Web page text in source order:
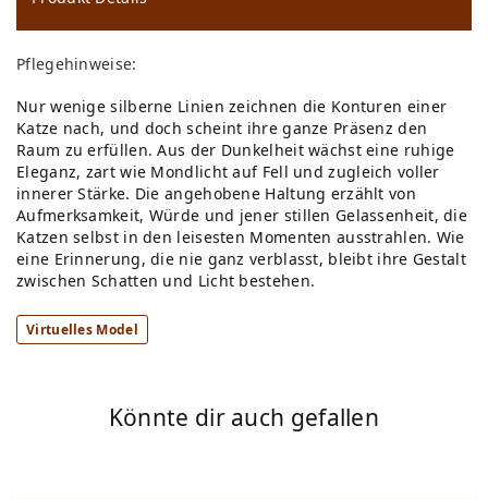
ch
lis
te
Pflegehinweise:
Nur wenige silberne Linien zeichnen die Konturen einer
Katze nach, und doch scheint ihre ganze Präsenz den
Raum zu erfüllen. Aus der Dunkelheit wächst eine ruhige
Eleganz, zart wie Mondlicht auf Fell und zugleich voller
innerer Stärke. Die angehobene Haltung erzählt von
Aufmerksamkeit, Würde und jener stillen Gelassenheit, die
Katzen selbst in den leisesten Momenten ausstrahlen. Wie
eine Erinnerung, die nie ganz verblasst, bleibt ihre Gestalt
zwischen Schatten und Licht bestehen.
Virtuelles Model
Könnte dir auch gefallen